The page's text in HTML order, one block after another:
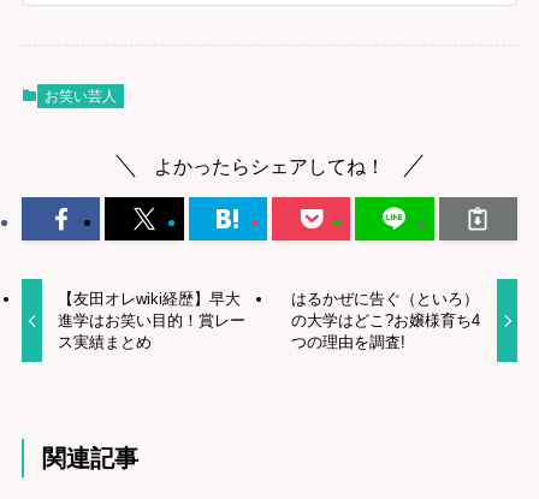
お笑い芸人
よかったらシェアしてね！
【友田オレwiki経歴】早大
進学はお笑い目的！賞レー
ス実績まとめ
はるかぜに告ぐ（といろ）
の大学はどこ?お嬢様育ち4
つの理由を調査!
関連記事